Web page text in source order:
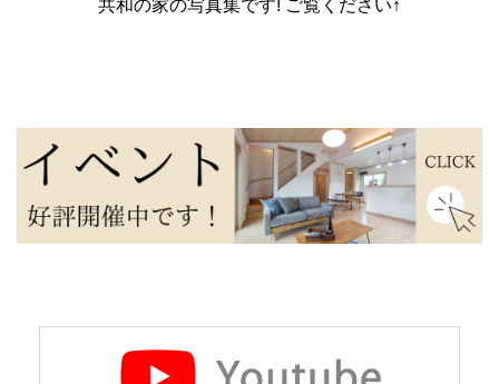
共和の家の写真集です! ご覧ください↑